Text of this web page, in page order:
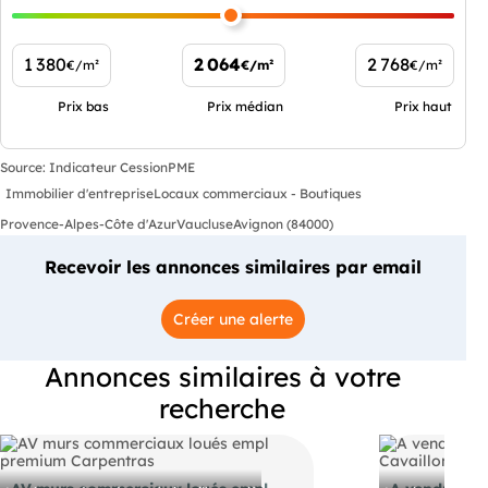
1 380€/m²
Prix bas
2 064€/m²
Prix médian
2 768€/m²
Prix haut
Source: Indicateur CessionPME
Immobilier d'entrepriseLocaux commerciaux - Boutiques
Provence-Alpes-Côte d'AzurVaucluseAvignon (84000)
Recevoir les annonces similaires par email
Créer une alerte
Annonces similaires à votre
recherche